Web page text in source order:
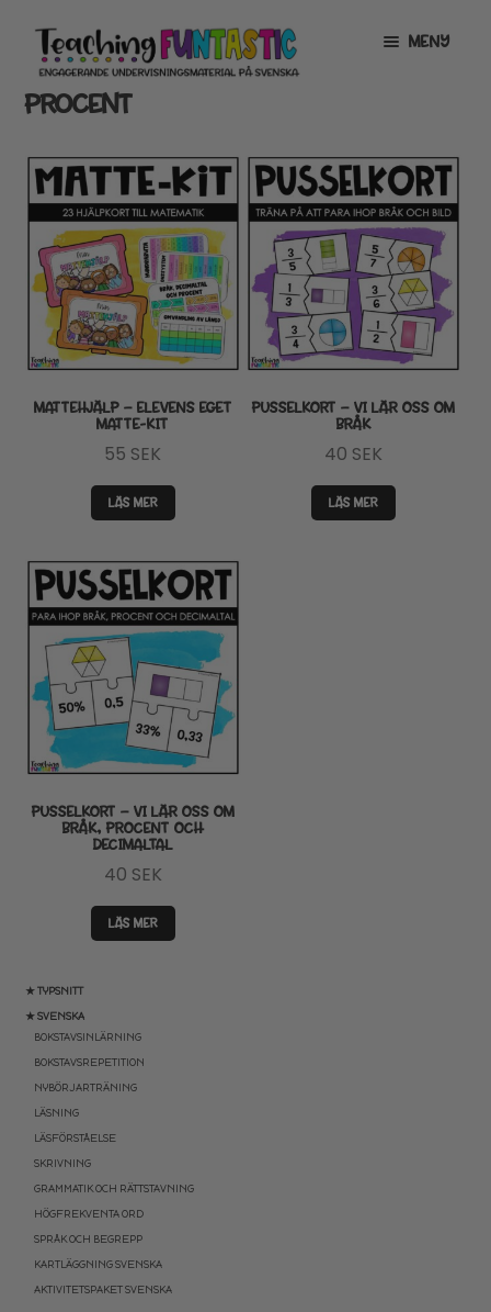
Hoppa
till
navigering
Gå
till
innehåll
MENY
INFO
MITT KONTO
GRATISMATERIAL
EXPANDERA
UNDERMENY
BUTIK
LICENSER
EXPANDERA
UNDERMENY
PROCENT
★ TYPSNITT
★ SVENSKA
BOKSTAVSINLÄRNING
BOKSTAVSREPETITION
NYBÖRJARTRÄNING
LÄSNING
LÄSFÖRSTÅELSE
SKRIVNING
GRAMMATIK OCH RÄTTSTAVNING
HÖGFREKVENTA ORD
SPRÅK OCH BEGREPP
KARTLÄGGNING SVENSKA
AKTIVITETSPAKET SVENSKA
MATTEHJÄLP – ELEVENS EGET
MATTE-KIT
55 SEK
LÄS MER
PUSSELKORT – VI LÄR OSS OM
BRÅK
40 SEK
LÄS MER
PUSSELKORT – VI LÄR OSS OM
BRÅK, PROCENT OCH
DECIMALTAL
40 SEK
LÄS MER